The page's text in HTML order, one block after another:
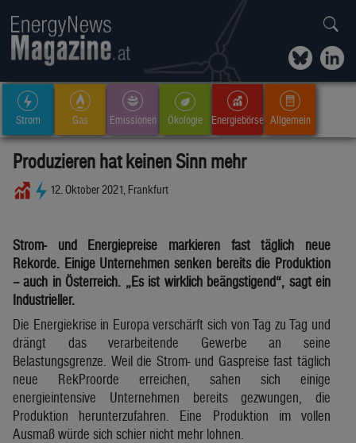
Strom Gas Emissionen Ökologie Energiebörse Allgemein
Produzieren hat keinen Sinn mehr
12. Oktober 2021, Frankfurt
Strom- und Energiepreise markieren fast täglich neue
Rekorde. Einige Unternehmen senken bereits die Produktion
– auch in Österreich. „Es ist wirklich beängstigend“, sagt ein
Industrieller.
Die Energiekrise in Europa verschärft sich von Tag zu Tag und
drängt das verarbeitende Gewerbe an seine
Belastungsgrenze. Weil die Strom- und Gaspreise fast täglich
neue RekProorde erreichen, sahen sich einige
energieintensive Unternehmen bereits gezwungen, die
Produktion herunterzufahren. Eine Produktion im vollen
Ausmaß würde sich schier nicht mehr lohnen.